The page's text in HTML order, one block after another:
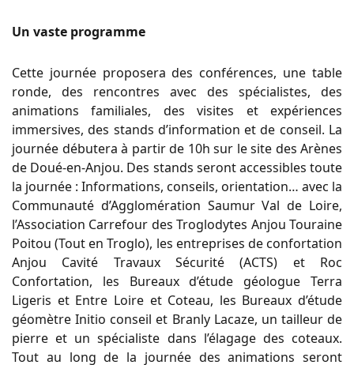
Un vaste programme
Cette journée proposera des conférences, une table
ronde, des rencontres avec des spécialistes, des
animations familiales, des visites et expériences
immersives, des stands d’information et de conseil. La
journée débutera à partir de 10h sur le site des Arènes
de Doué-en-Anjou. Des stands seront accessibles toute
la journée : Informations, conseils, orientation… avec la
Communauté d’Agglomération Saumur Val de Loire,
l’Association Carrefour des Troglodytes Anjou Touraine
Poitou (Tout en Troglo), les entreprises de confortation
Anjou Cavité Travaux Sécurité (ACTS) et Roc
Confortation, les Bureaux d’étude géologue Terra
Ligeris et Entre Loire et Coteau, les Bureaux d’étude
géomètre Initio conseil et Branly Lacaze, un tailleur de
pierre et un spécialiste dans l’élagage des coteaux.
Tout au long de la journée des animations seront